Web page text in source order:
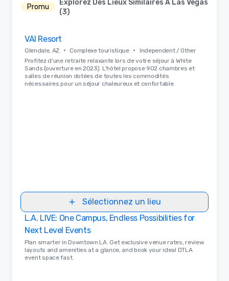
Promu
Explorez Des Lieux Similaires À Las Vegas
(3)
VAI Resort
Glendale, AZ • Complexe touristique •
Independent / Other
Profitez d'une retraite relaxante lors de votre séjour à White
Sands (ouverture en 2023). L'hôtel propose 902 chambres et
salles de réunion dotées de toutes les commodités
nécessaires pour un séjour chaleureux et confortable.
Sélectionnez un lieu
L.A. LIVE: One Campus, Endless Possibilities for
Next Level Events
Plan smarter in Downtown LA. Get exclusive venue rates, review
layouts and amenities at a glance, and book your ideal DTLA
event space fast.